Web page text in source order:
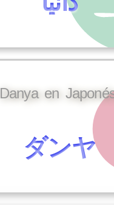
Danya en
ダンヤ